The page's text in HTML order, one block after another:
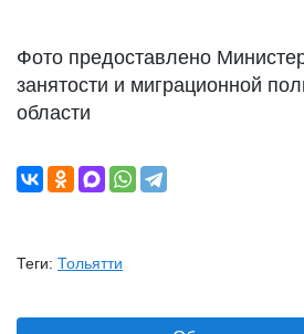
Фото предоставлено
занятости и миграционной
области
Теги: Тольятти